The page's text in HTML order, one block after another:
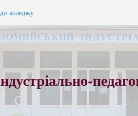
коледжу
вальсу…